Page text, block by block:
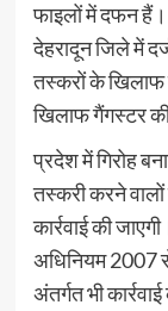
फाइलों में दफन
देहरादून जिले में
तस्करों के खिलाफ
खिलाफ गैंगस्टर की
प्रदेश में गिरोह
तस्करी करने
कार्रवाई की
अधिनियम 2007
अंतर्गत भी